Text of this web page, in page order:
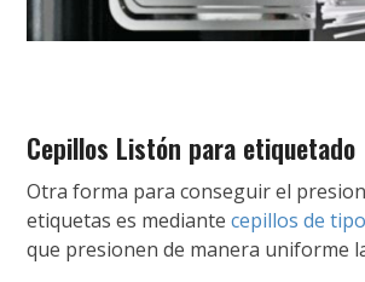
Cepillos Listón para etiquetado
Otra forma para conseguir el
etiquetas es mediantecepillos de
que presionen de manera uniforme